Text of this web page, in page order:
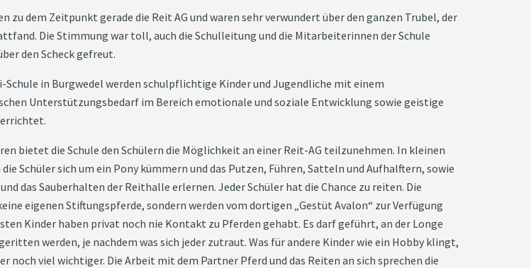
zu dem Zeitpunkt gerade die Reit AG und waren sehr verwundert über den ganzen Trubel, der
Die Stimmung war toll, auch die Schulleitung und die Mitarbeiterinnen der Schule
den Scheck gefreut.
Schule in Burgwedel werden schulpflichtige Kinder und Jugendliche mit einem
Unterstützungsbedarf im Bereich emotionale und soziale Entwicklung sowie geistige
bietet die Schule den Schülern die Möglichkeit an einer Reit-AG teilzunehmen. In kleinen
Schüler sich um ein Pony kümmern und das Putzen, Führen, Satteln und Aufhalftern, sowie
das Sauberhalten der Reithalle erlernen. Jeder Schüler hat die Chance zu reiten. Die
eigenen Stiftungspferde, sondern werden vom dortigen „Gestüt Avalon“ zur Verfügung
Kinder haben privat noch nie Kontakt zu Pferden gehabt. Es darf geführt, an der Longe
werden, je nachdem was sich jeder zutraut. Was für andere Kinder wie ein Hobby klingt,
noch viel wichtiger. Die Arbeit mit dem Partner Pferd und das Reiten an sich sprechen die